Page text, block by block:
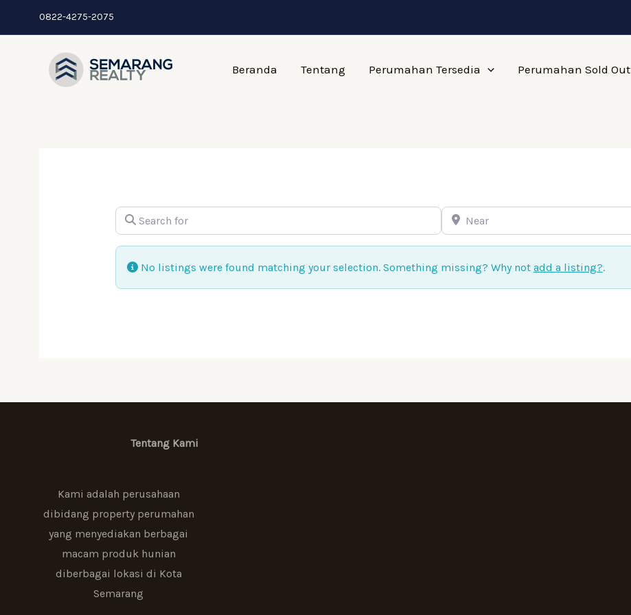
0822-4275-2075
Beranda Tentang Perumahan Tersedia Perumahan Sold Out
Search for Near
No listings were found matching your selection. Something missing? Why not add a listing?.
Tentang Kami
Kami adalah perusahaan
dibidang property perumahan
yang menyediakan berbagai
macam produk hunian
diberbagai lokasi di Kota
Semarang